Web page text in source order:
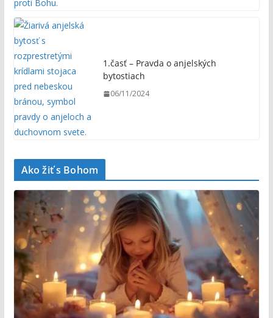
1.časť – Pravda o anjelských
bytostiach
06/11/2024
Ako žiť s Bohom